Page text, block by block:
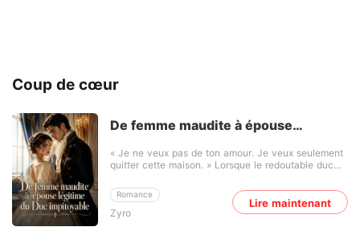
Coup de cœur
De femme maudite à épouse
Romance
Zyro
« Je ne veux pas de ton amour. Je veux seulement
quitter cette maison. » Lorsque le redoutable duc
le royaume entier s'agite. Les plus grandes familles
nobles se disputent l'honneur de lui offrir leurs filles,
attirées par son immense fortune, son influence
Lire maintenant